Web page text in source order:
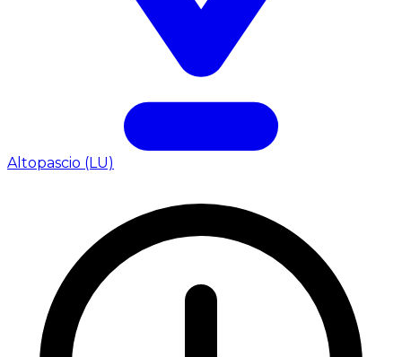
Altopascio (LU)